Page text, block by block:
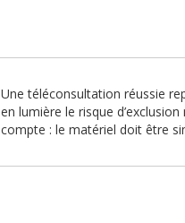
Une téléconsultation réussie
en lumière le risque
compte : le matériel doit être